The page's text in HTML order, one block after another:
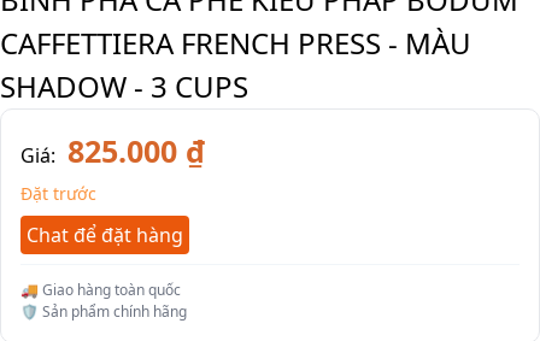
CAFFETTIERA FRENCH PRESS - MÀU
SHADOW - 3 CUPS
Giá: 825.000 ₫
Đặt trước
Chat để đặt hàng
🚚 Giao hàng toàn quốc
🛡️ Sản phẩm chính hãng